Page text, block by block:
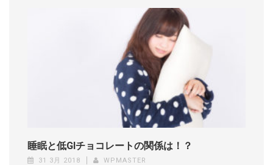
睡眠と低GIチョコレートの関係は！？
31 3月 2018 WPMASTER